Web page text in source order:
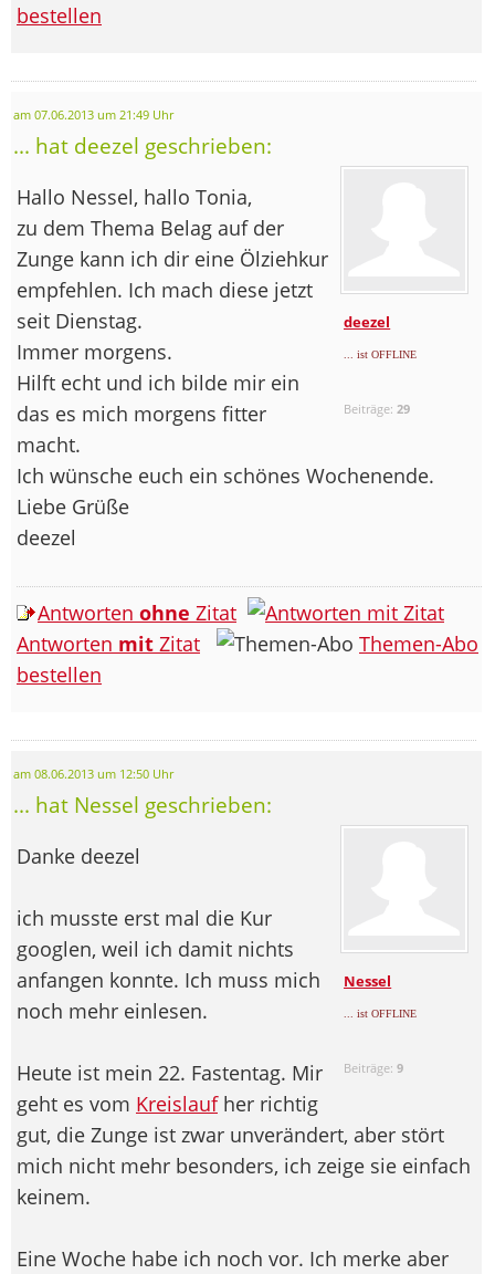
bestellen
am 07.06.2013 um 21:49 Uhr
... hat deezel geschrieben:
deezel
... ist OFFLINE
Beiträge: 29
Hallo Nessel, hallo Tonia,
zu dem Thema Belag auf der
Zunge kann ich dir eine Ölziehkur
empfehlen. Ich mach diese jetzt
seit Dienstag.
Immer morgens.
Hilft echt und ich bilde mir ein
das es mich morgens fitter
macht.
Ich wünsche euch ein schönes Wochenende.
Liebe Grüße
deezel
Antworten ohne Zitat
Antworten mit Zitat
Themen-Abo
bestellen
am 08.06.2013 um 12:50 Uhr
... hat Nessel geschrieben:
Nessel
... ist OFFLINE
Beiträge:9
Danke deezel
ich musste erst mal die Kur
googlen, weil ich damit nichts
anfangen konnte. Ich muss mich
noch mehr einlesen.
Heute ist mein 22. Fastentag. Mir
geht es vom Kreislaufher richtig
gut, die Zunge ist zwar unverändert, aber stört
mich nicht mehr besonders, ich zeige sie einfach
keinem.
Eine Woche habe ich noch vor. Ich merke aber